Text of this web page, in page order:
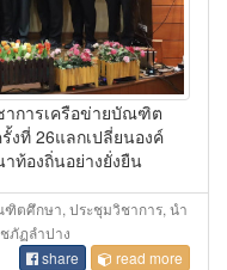
การเครือข่ายบัณฑิต
งที่ 26แลกเปลี่ยนองค์
ท้องถิ่นอย่างยั่งยืน
ตศึกษา, ประชุมวิชาการ, นำ
ภัฏลำปาง
share
read more